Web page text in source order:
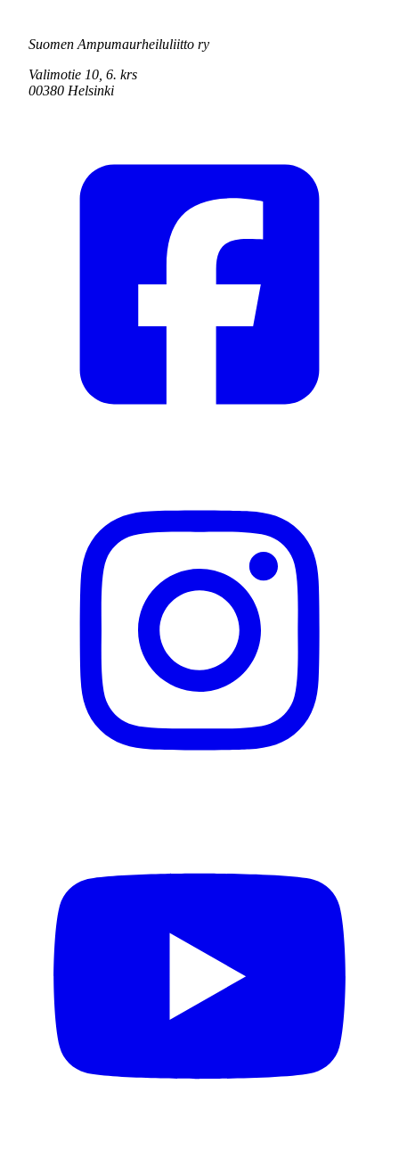
Suomen Ampumaurheiluliitto ry
Valimotie 10, 6. krs
00380 Helsinki